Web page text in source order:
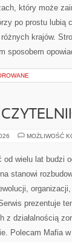
który może
po prostu lubią
krajów.
sposobem
MOŻLIWOŚĆ
wielu lat budzi
stanowi
prezentuje
z działalnością
Polecam Mafia